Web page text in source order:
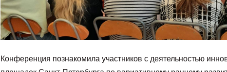
Конференция познакомила участников с деятельностью